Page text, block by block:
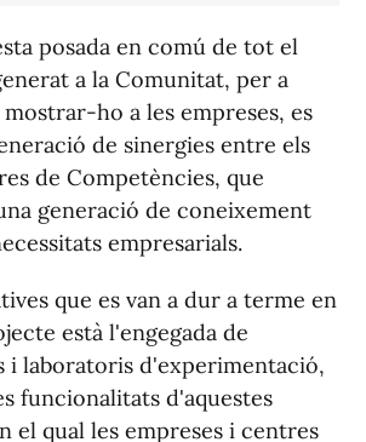
posada en comú de tot el
a la Comunitat, per a
ho a les empreses, es
de sinergies entre els
de Competències, que
generació de coneixement
empresarials.
que es van a dur a terme en
està l'engegada de
i laboratoris d'experimentació,
funcionalitats d'aquestes
el qual les empreses i centres